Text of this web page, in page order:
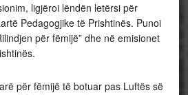
ligjëroi lëndën letërsi për
Pedagogjike të Prishtinës. Punoi
për fëmijë” dhe në emisionet
për fëmijë të botuar pas Luftës së